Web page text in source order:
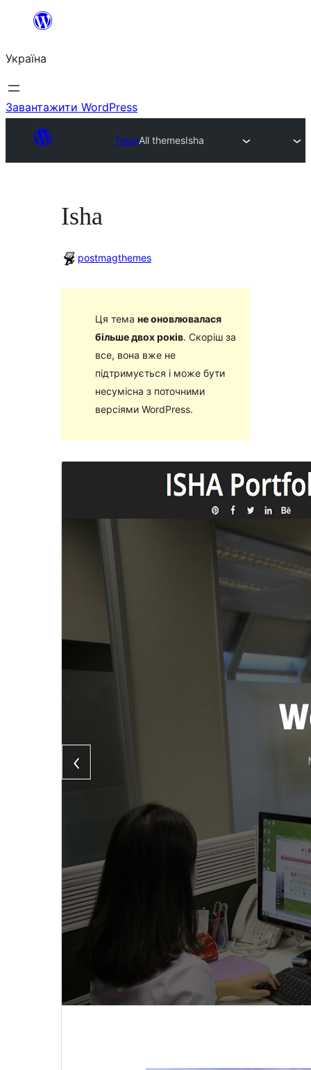
Перейти
вмісту
Україна
Завантажити WordPress
ТемиAll themesIsha
Isha
postmagthemes
Ця тема не оновлювалася
більше двох років. Скоріш за
все, вона вже не
підтримується і може бути
несумісна з поточними
версіями WordPress.